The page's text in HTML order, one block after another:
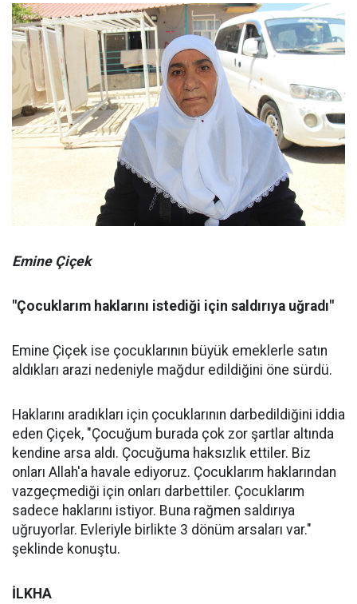
Emine Çiçek
"Çocuklarım haklarını istediği için saldırıya uğradı"
Emine Çiçek ise çocuklarının büyük emeklerle satın
aldıkları arazi nedeniyle mağdur edildiğini öne sürdü.
Haklarını aradıkları için çocuklarının darbedildiğini iddia
eden Çiçek, "Çocuğum burada çok zor şartlar altında
kendine arsa aldı. Çocuğuma haksızlık ettiler. Biz
onları Allah'a havale ediyoruz. Çocuklarım haklarından
vazgeçmediği için onları darbettiler. Çocuklarım
sadece haklarını istiyor. Buna rağmen saldırıya
uğruyorlar. Evleriyle birlikte 3 dönüm arsaları var."
şeklinde konuştu.
İLKHA